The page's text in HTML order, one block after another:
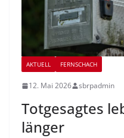
AKTUELL FERNSCHACH
12. Mai 2026 sbrpadmin
Totgesagtes
länger